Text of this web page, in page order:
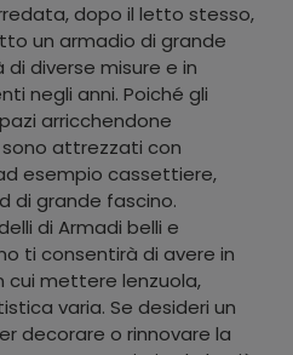
dopo il letto stesso,
un armadio di grande
diverse misure e in
negli anni. Poiché gli
arricchendone
attrezzati con
esempio cassettiere,
di grande fascino.
di Armadi belli e
ti consentirà di avere in
cui mettere lenzuola,
varia. Se desideri un
decorare o rinnovare la